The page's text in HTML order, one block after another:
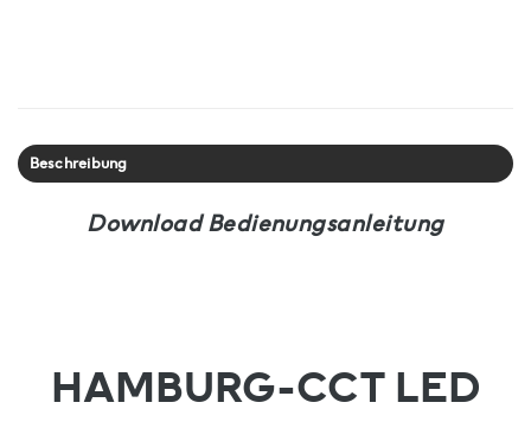
Beschreibung
Download Bedienungsanleitung
HAMBURG-CCT LED